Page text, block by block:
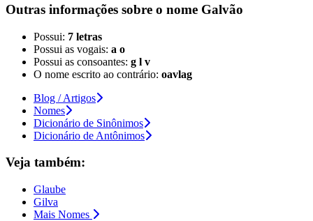
Outras informações sobre o nome Galvão
Possui: 7 letras
Possui as vogais: a o
Possui as consoantes: g l v
O nome escrito ao contrário: oavlag
Blog / Artigos
Nomes
Dicionário de Sinônimos
Dicionário de Antônimos
Veja também:
Glaube
Gilva
Mais Nomes